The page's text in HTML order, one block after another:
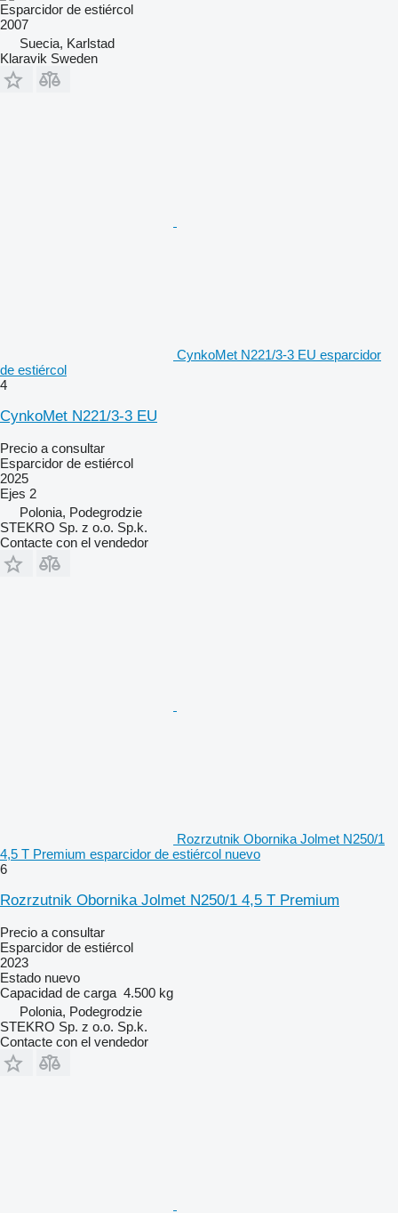
Esparcidor de estiércol
2007
Suecia, Karlstad
Klaravik Sweden
CynkoMet N221/3-3 EU esparcidor
de estiércol
4
CynkoMet N221/3-3 EU
Precio a consultar
Esparcidor de estiércol
2025
Ejes 2
Polonia, Podegrodzie
STEKRO Sp. z o.o. Sp.k.
Contacte con el vendedor
Rozrzutnik Obornika Jolmet N250/1
4,5 T Premium esparcidor de estiércol nuevo
6
Rozrzutnik Obornika Jolmet N250/1 4,5 T Premium
Precio a consultar
Esparcidor de estiércol
2023
Estado nuevo
Capacidad de carga 4.500 kg
Polonia, Podegrodzie
STEKRO Sp. z o.o. Sp.k.
Contacte con el vendedor